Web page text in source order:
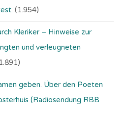
(1.954)
Kleriker – Hinweise zur
und verleugneten
geben. Über den Poeten
(Ra­dio­sen­dung RBB